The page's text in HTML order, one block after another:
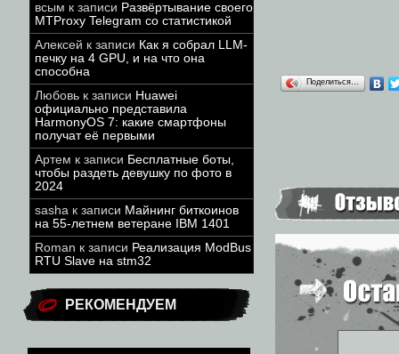
всым к записи Развёртывание своего
MTProxy Telegram со статистикой
Алексей к записи Как я собрал LLM-
печку на 4 GPU, и на что она
способна
Любовь к записи Huawei
официально представила
HarmonyOS 7: какие смартфоны
получат её первыми
Артем к записи Бесплатные боты,
чтобы раздеть девушку по фото в
2024
sasha к записи Майнинг биткоинов
на 55-летнем ветеране IBM 1401
Roman к записи Реализация ModBus
RTU Slave на stm32
РЕКОМЕНДУЕМ
Поделиться…